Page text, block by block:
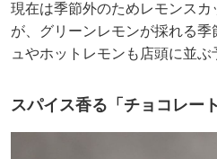
現在は季節外のためレモンス
が、グリーンレモンが採れる
ュやホットレモンも店頭に並ぶ
スパイス香る「チョコレー